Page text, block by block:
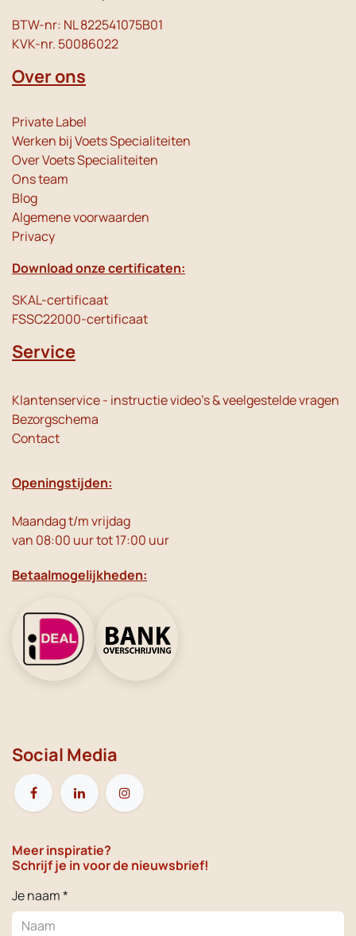
BTW-nr: NL 822541075B01
KVK-nr. 50086022
Over ons
Private Label
Werken bij Voets Specialiteiten
Over Voets Specialiteiten
Ons team
Blog
Algemene voorwaarden
Privacy
Download onze certificaten:
SKAL-certificaat
FSSC22000-certificaat
Service
Klantenservice - instructie video's & veelgestelde vragen
Bezorgschema
Contact
Openingstijden:
Maandag t/m vrijdag
van 08:00 uur tot 17:00 uur
Betaalmogelijkheden:
Social Media
Meer inspiratie?
Schrijf je in voor de nieuwsbrief!
Je naam *